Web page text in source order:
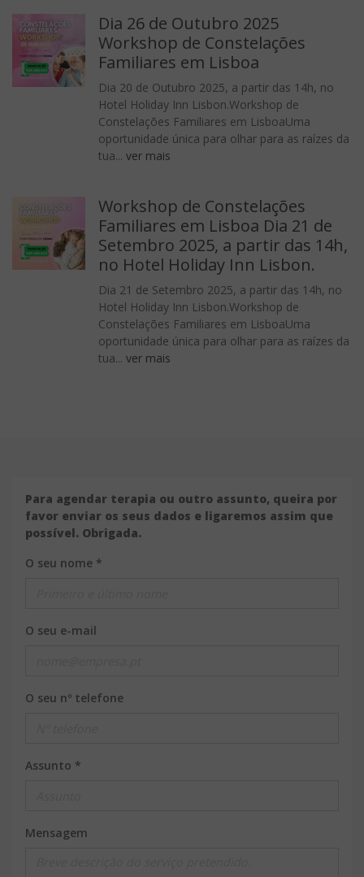
Dia 26 de Outubro 2025
Workshop de Constelações
Familiares em Lisboa
Dia 20 de Outubro 2025, a partir das 14h, no
Hotel Holiday Inn Lisbon.Workshop de
Constelações Familiares em LisboaUma
oportunidade única para olhar para as raízes da
tua... ver mais
Workshop de Constelações
Familiares em Lisboa Dia 21 de
Setembro 2025, a partir das 14h,
no Hotel Holiday Inn Lisbon.
Dia 21 de Setembro 2025, a partir das 14h, no
Hotel Holiday Inn Lisbon.Workshop de
Constelações Familiares em LisboaUma
oportunidade única para olhar para as raízes da
tua... ver mais
Para agendar terapia ou outro assunto, queira por
favor enviar os seus dados e ligaremos assim que
possível. Obrigada.
O seu nome *
O seu e-mail
O seu nº telefone
Assunto *
Mensagem